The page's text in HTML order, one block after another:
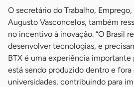
O secretário do Trabalho,
Augusto Vasconcelos, também
no incentivo à inovação. “O Brasil
desenvolver tecnologias, e
BTX é uma experiência
está sendo produzido dentro e fora
universidades, contribuindo para